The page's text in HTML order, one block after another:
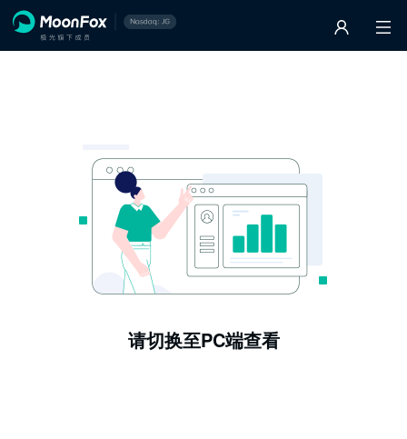
请切换至PC端查看